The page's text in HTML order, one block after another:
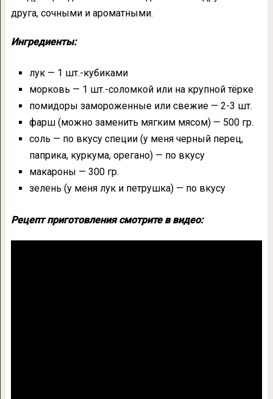
друга, сочными и ароматными.
Ингредиенты:
лук — 1 шт.-кубиками
морковь — 1 шт.-соломкой или на крупной тёрке
помидоры замороженные или свежие — 2-3 шт.
фарш (можно заменить мягким мясом) — 500 гр.
соль — по вкусу специи (у меня черный перец,
паприка, куркума, орегано) — по вкусу
макароны — 300 гр.
зелень (у меня лук и петрушка) — по вкусу
Рецепт приготовления смотрите в видео: